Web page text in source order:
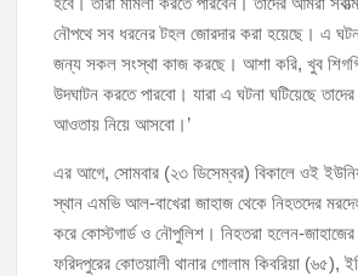
নৌপথে সব ধরনের টহল জোরদার করা হয়েছে। এ
জন্য সকল সংস্থা কাজ করছে। আশা করি, খুব
উদঘাটন করতে পারবো। যারা এ ঘটনা ঘটিয়েছে
আওতায় নিয়ে আসবো।’
এর আগে, সোমবার (২৩ ডিসেম্বর) বিকালে ওই
স্থান এমভি আল-বাখেরা জাহাজ থেকে নিহতদের
করে কোস্টগার্ড ও নৌপুলিশ। নিহতরা হলেন-জাহাজের
ফরিদপুরের কোতয়ালী থানার গোলাম কিবরিয়া (৬৫),